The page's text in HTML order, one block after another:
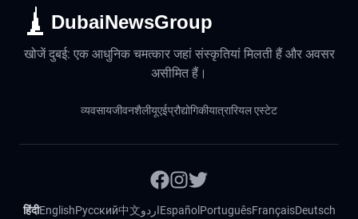
DubaiNewsGroup
खोजें दुबई: एक आधुनिक चमत्कार जहां संस्कृतियां मिलती हैं और अवसर
असीमित हैं।
व्यवसायजीवनशैलीयूएईप्रौद्योगिकीयात्रारियल एस्टेट
हिंदीEnglishРусский中文اردوEspañol PortuguêsFrançaisDeutsch